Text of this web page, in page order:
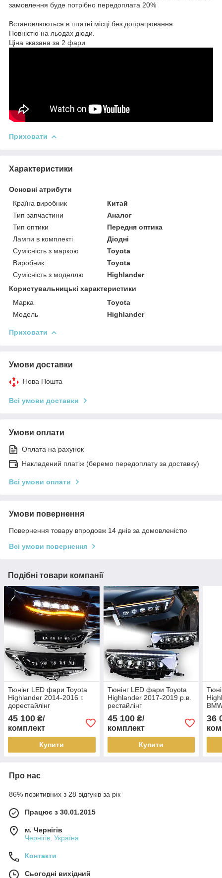
замовлення буде потрібно передоплата 20%
Встановлюються в штатні місці без допрацювання
Повністю на льодах діоди.
Ціна вказана за 2 фари
Приховати
Характеристики
Основні атрибути
Країна виробник
Китай
Тип запчастини
Аналог
Тип оптики
Передня оптика
Лампи в комплекті
Діодні
Сумісність з маркою
Toyota
Виробник
Toyota
Сумісність з моделлю
Highlander
Користувальницькі характеристики
Марка
Toyota
Модель
Highlander
Приховати
Умови доставки
Нова Пошта
Всі умови доставки
Умови оплати
Оплата на рахунок
Накладений платіж (беремо передоплату за доставку)
Всі умови оплати
Умови повернення
Повернення товару впродовж 14 днів за домовленістю
Всі умови повернення
Подібні товари компанії
Тюнінг LED фари Toyota
Highlander 2014-2016 г.
дорестайлінг
45 100 ₴/
комплект
Купити
Тюнінг LED фари Toyota
Highlander 2017-2019 р.в.
рестайлінг
45 100₴/
комплект
Купити
36
Про нас
86% позитивних з 28 відгуків за рік
Працює з 30.01.2015
м. Чернігів
Чернігів, Україна
Контакти
Сьогодні вихідний